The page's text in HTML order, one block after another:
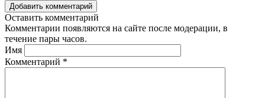
Добавить комментарий
Оставить комментарий
Комментарии появляются на сайте после модерации, в
течение пары часов.
Имя
Комментарий *